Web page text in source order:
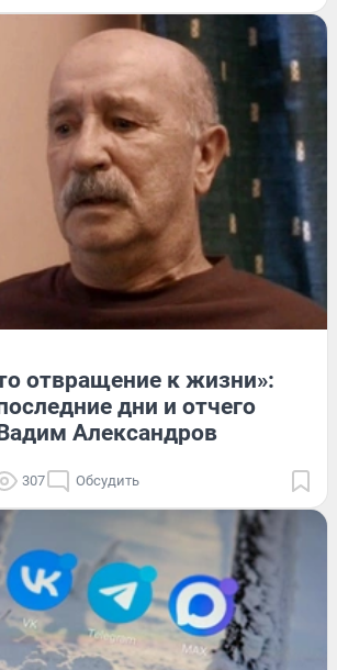
отвращение к жизни»:
дни и отчего
Александров
307 Обсудить